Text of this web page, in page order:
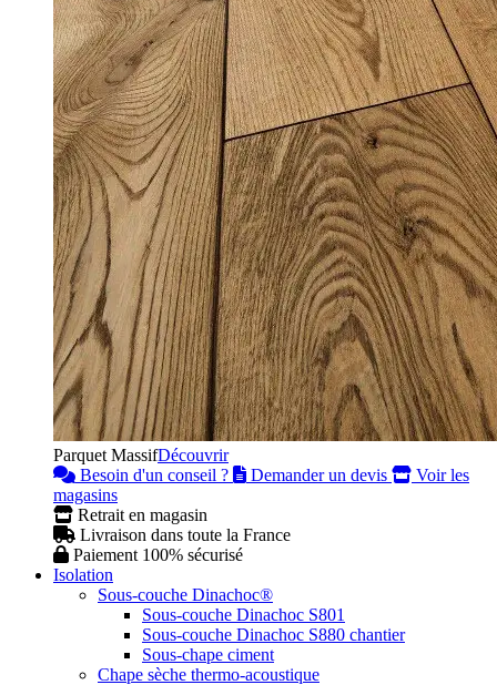
Parquet MassifDécouvrir
Besoin d'un conseil ?
Demander un devis
Voir les
magasins
Retrait en magasin
Livraison dans toute la France
Paiement 100% sécurisé
Isolation
Sous-couche Dinachoc®
Sous-couche Dinachoc S801
Sous-couche Dinachoc S880 chantier
Sous-chape ciment
Chape sèche thermo-acoustique